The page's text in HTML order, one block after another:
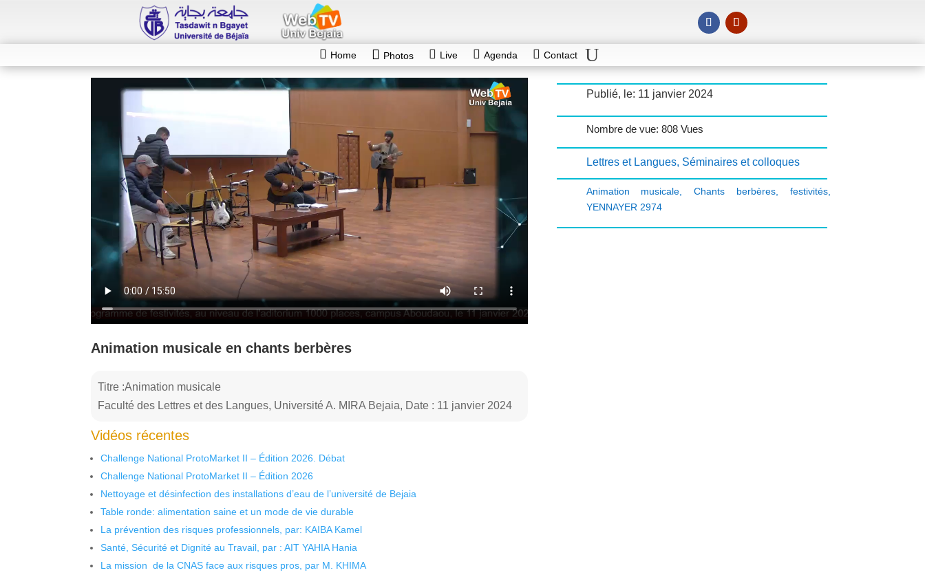
Home Photos Live Agenda Contact
Animation musicale en chants berbères
Titre :Animation musicale
Faculté des Lettres et des Langues, Université A. MIRA Bejaia, Date : 11 janvier 2024
Vidéos récentes
Challenge National ProtoMarket II – Édition 2026. Débat
Challenge National ProtoMarket II – Édition 2026
Nettoyage et désinfection des installations d’eau de l’université de Bejaia
Table ronde: alimentation saine et un mode de vie durable
La prévention des risques professionnels, par: KAIBA Kamel
Santé, Sécurité et Dignité au Travail, par : AIT YAHIA Hania
La mission de la CNAS face aux risques pros, par M. KHIMA
Publié, le: 11 janvier 2024
Nombre de vue: 808 Vues
Lettres et Langues, Séminaires et colloques
Animation musicale,Chants berbères, festivités,
YENNAYER 2974